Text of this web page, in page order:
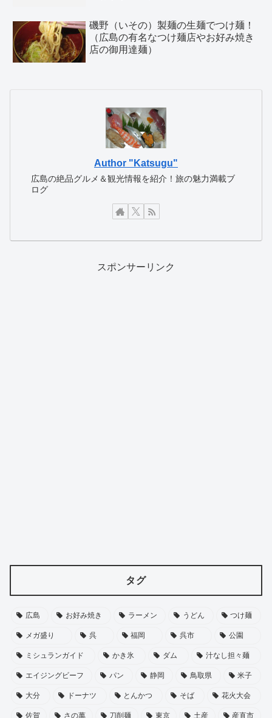
磯野（いその）製麺の生麺でつけ麺！
（広島の有名なつけ麺店やお好み焼き
店の御用達麺）
Author "Katsugu"
広島の絶品グルメ＆観光情報を紹介！旅の魅力満載ブ
ログ
スポンサーリンク
タグ
広島 お好み焼き ラーメン うどん つけ麺
メガ盛り 呉 福岡 呉市 公園
ミシュランガイド かき氷 ダム 汁なし担々麺
エイジングビーフ パン 静岡 鳥取県 米子
大分 ドーナツ とんかつ そば 花火大会
佐賀 さの萬 刀削麺 東京 土産 産直市